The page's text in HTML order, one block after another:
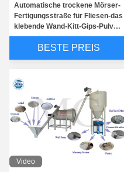
Automatische trockene Mörser-
Fertigungsstraße für Fliesen-das
klebende Wand-Kitt-Gips-Pulver-
Mischen
BESTE PREIS
Video